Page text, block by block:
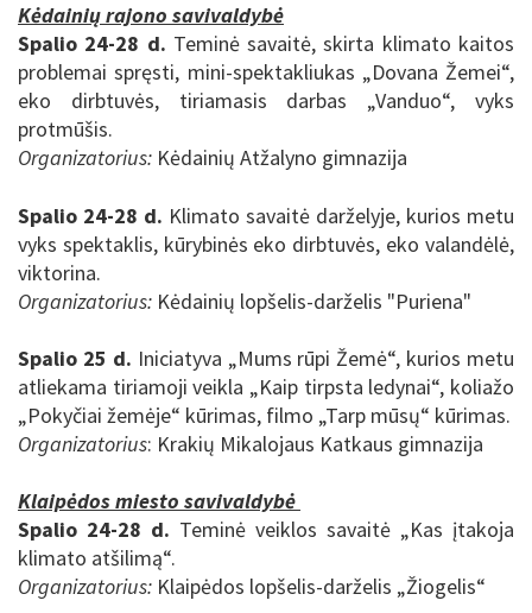
Kėdainių rajono savivaldybė
Spalio 24-28 d. Teminė savaitė, skirta klimato kaitos
problemai spręsti, mini-spektakliukas „Dovana Žemei“,
eko dirbtuvės, tiriamasis darbas „Vanduo“, vyks
protmūšis.
Organizatorius: Kėdainių Atžalyno gimnazija
Spalio 24-28 d. Klimato savaitė darželyje, kurios metu
vyks spektaklis, kūrybinės eko dirbtuvės, eko valandėlė,
viktorina.
Organizatorius: Kėdainių lopšelis-darželis "Puriena"
Spalio 25 d. Iniciatyva „Mums rūpi Žemė“, kurios metu
atliekama tiriamoji veikla „Kaip tirpsta ledynai“, koliažo
„Pokyčiai žemėje“ kūrimas, filmo „Tarp mūsų“ kūrimas.
Organizatorius: Krakių Mikalojaus Katkaus gimnazija
Klaipėdos miesto savivaldybė
Spalio 24-28 d. Teminė veiklos savaitė „Kas įtakoja
klimato atšilimą“.
Organizatorius: Klaipėdos lopšelis-darželis „Žiogelis“